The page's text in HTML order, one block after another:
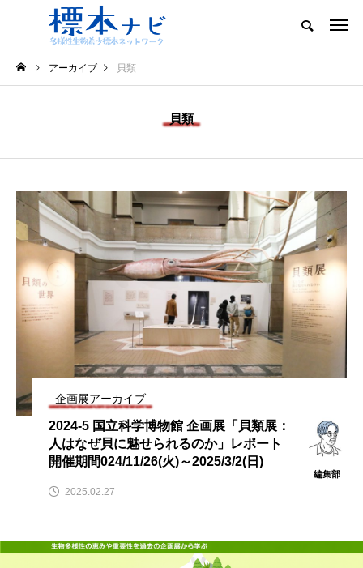
アーカイブ 貝類
貝類
企画展アーカイブ
2024-5 国立科学博物館 企画展「貝類展：
人はなぜ貝に魅せられるのか」レポート
開催期間024/11/26(火)～2025/3/2(日)
編集部
2025.02.27